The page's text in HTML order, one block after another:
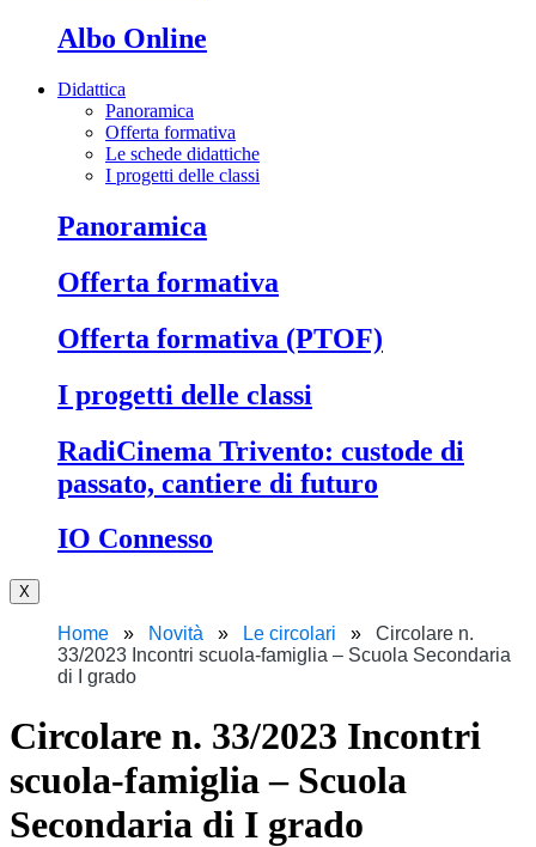
Albo Online
Didattica
Panoramica
Offerta formativa
Le schede didattiche
I progetti delle classi
Panoramica
Offerta formativa
Offerta formativa (PTOF)
I progetti delle classi
RadiCinema Trivento: custode di
passato, cantiere di futuro
IO Connesso
X
Home Novità Le circolari
Circolare n.
33/2023 Incontri scuola-famiglia – Scuola Secondaria
di I grado
Circolare n. 33/2023 Incontri
scuola-famiglia – Scuola
Secondaria di I grado